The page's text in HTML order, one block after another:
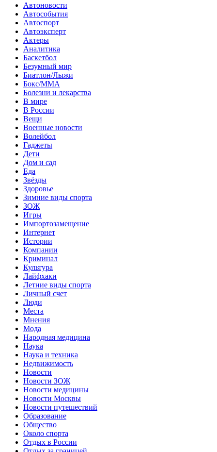
Автоновости
Автособытия
Автоспорт
Автоэксперт
Актеры
Аналитика
Баскетбол
Безумный мир
Биатлон/Лыжи
Бокс/MMA
Болезни и лекарства
В мире
В России
Вещи
Военные новости
Волейбол
Гаджеты
Дети
Дом и сад
Еда
Звёзды
Здоровье
Зимние виды спорта
ЗОЖ
Игры
Импортозамещение
Интернет
Истории
Компании
Криминал
Культура
Лайфхаки
Летние виды спорта
Личный счет
Люди
Места
Мнения
Мода
Народная медицина
Наука
Наука и техника
Недвижимость
Новости
Новости ЗОЖ
Новости медицины
Новости Москвы
Новости путешествий
Образование
Общество
Около спорта
Отдых в России